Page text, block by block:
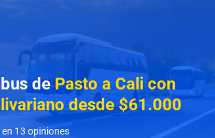
de Pasto a Cali con
desde $61.000
13 opiniones